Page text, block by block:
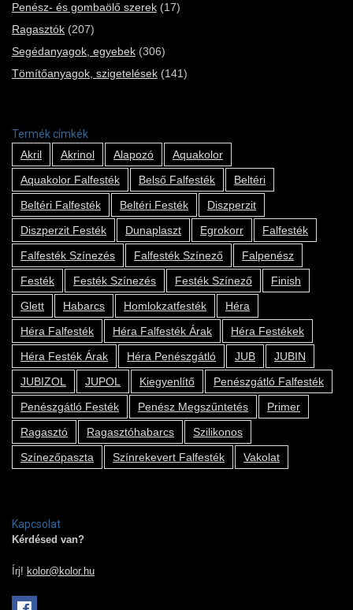
Penész- és gombaölő szerek (17)
Ragasztók (207)
Segédanyagok, egyebek (306)
Tömítőanyagok, szigetelések (141)
Termék címkék
Akril
Akrinol Alapozó
Aquakolor
Aquakolor Falfesték
Belső Falfesték
Beltéri
Beltéri Falfesték
Beltéri Festék
Diszperzit
Diszperzit Festék
Dunaplaszt Egrokorr
Falfesték
Falfesték Színezés
Falfesték Színező
Falpenész
Festék
Festék Színezés Festék Színező
Finish
Glett
Habarcs Homlokzatfesték
Héra
Héra Falfesték
Héra Falfesték Árak
Héra Festékek
Héra Festék Árak
Héra Penészgátló JUB
JUBIN
JUBIZOL
JUPOL Kiegyenlítő
Penészgátló Falfesték
Penészgátló Festék
Penész Megszűntetés
Primer
Ragasztó
Ragasztóhabarcs
Szilikonos
Színezőpaszta
Színrekevert Falfesték Vakolat
Kapcsolat
Kérdésed van?
Írj! kolor@kolor.hu